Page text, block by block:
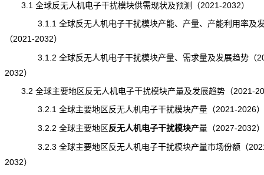
3.1 全球反无人机电子干扰模块供需现状及预测（2021-2032）
3.1.1 全球反无人机电子干扰模块产能、产量、产能利用率及
（2021-2032）
3.1.2 全球反无人机电子干扰模块产量、需求量及发展趋势（
2032）
3.2 全球主要地区反无人机电子干扰模块产量及发展趋势（2021-
3.2.1 全球主要地区反无人机电子干扰模块产量（2021-2026）
3.2.2 全球主要地区反无人机电子干扰模块产量（2027-2032）
3.2.3 全球主要地区反无人机电子干扰模块产量市场份额（
2032）